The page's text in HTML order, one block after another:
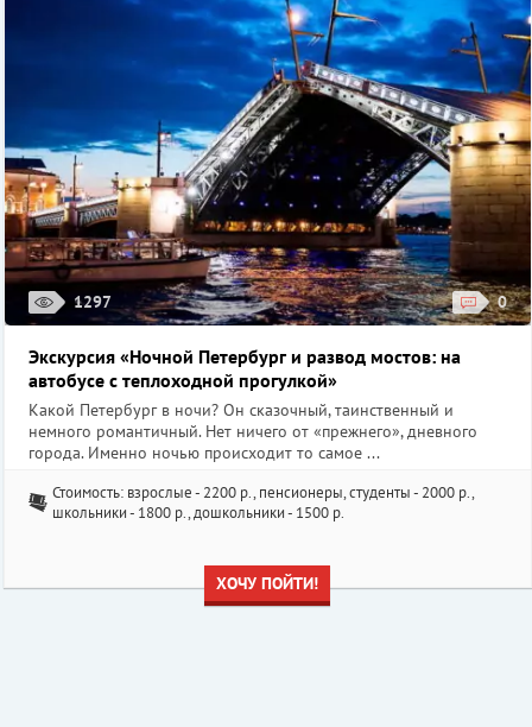
1297 0
Экскурсия «Ночной Петербург и развод мостов: на
автобусе с теплоходной прогулкой»
Какой Петербург в ночи? Он сказочный, таинственный и
немного романтичный. Нет ничего от «прежнего», дневного
города. Именно ночью происходит то самое ...
Стоимость: взрослые - 2200 р., пенсионеры, студенты - 2000 р.,
школьники - 1800 р., дошкольники - 1500 р.
ХОЧУ ПОЙТИ!